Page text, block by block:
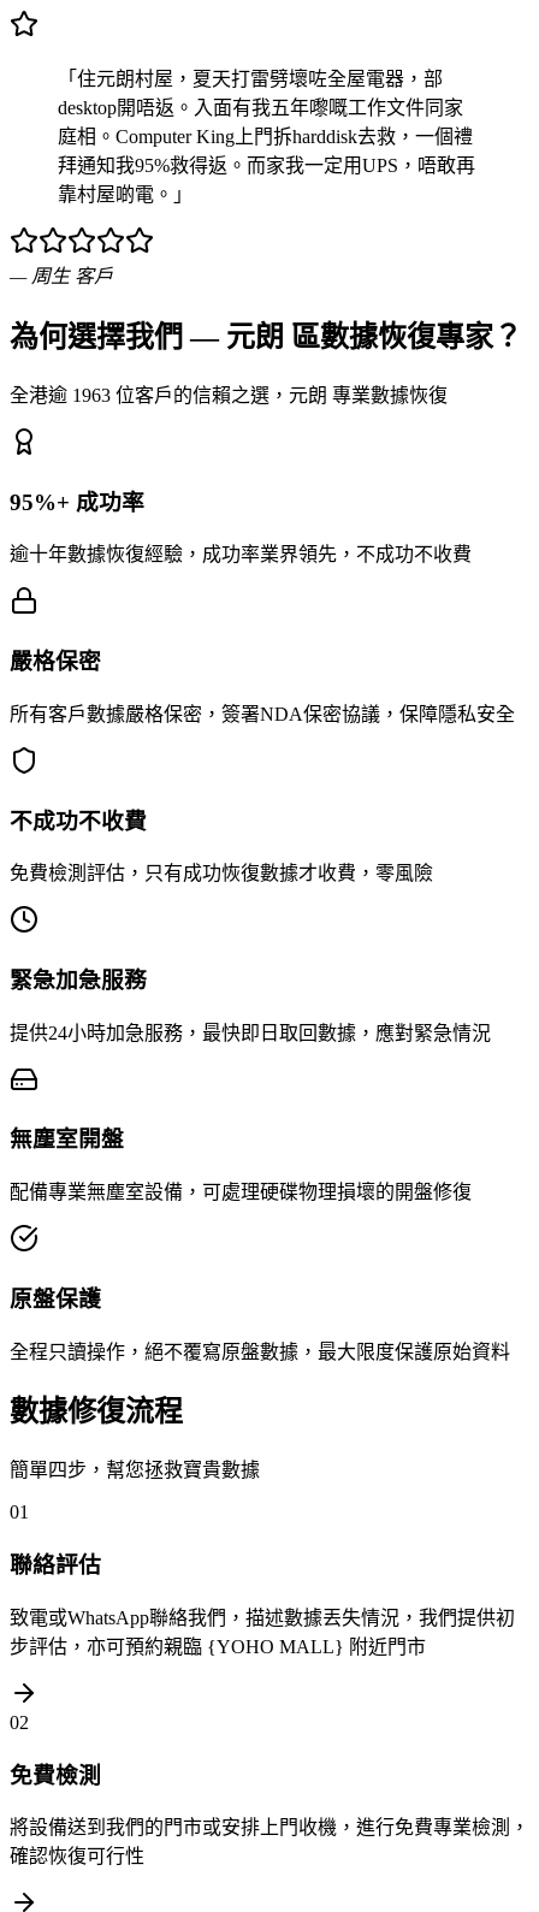
「住元朗村屋，夏天打雷劈壞咗全屋電器，部
desktop開唔返。入面有我五年嚟嘅工作文件同家
庭相。Computer King上門拆harddisk去救，一個禮
拜通知我95%救得返。而家我一定用UPS，唔敢再
靠村屋啲電。」
— 周生客戶
為何選擇我們 — 元朗 區數據恢復專家？
全港逾 1963 位客戶的信賴之選，元朗 專業數據恢復
95%+ 成功率
逾十年數據恢復經驗，成功率業界領先，不成功不收費
嚴格保密
所有客戶數據嚴格保密，簽署NDA保密協議，保障隱私安全
不成功不收費
免費檢測評估，只有成功恢復數據才收費，零風險
緊急加急服務
提供24小時加急服務，最快即日取回數據，應對緊急情況
無塵室開盤
配備專業無塵室設備，可處理硬碟物理損壞的開盤修復
原盤保護
全程只讀操作，絕不覆寫原盤數據，最大限度保護原始資料
數據修復流程
簡單四步，幫您拯救寶貴數據
01
聯絡評估
致電或WhatsApp聯絡我們，描述數據丟失情況，我們提供初
步評估，亦可預約親臨 {YOHO MALL} 附近門市
02
免費檢測
將設備送到我們的門市或安排上門收機，進行免費專業檢測，
確認恢復可行性